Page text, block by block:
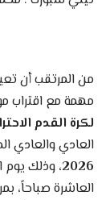
من المرتقب أن
مهمة مع اقتراب
لكرة القدم
العادي والعادي
2026
العاشرة صباحاً،